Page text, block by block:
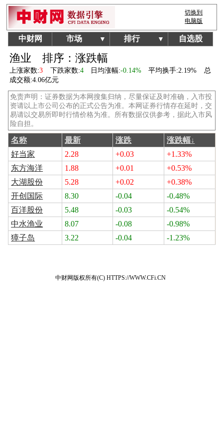
切换到
电脑版
中财网 市场 ▼ 排行 ▼ 自选股
渔业 排序：涨跌幅
上涨家数:3 下跌家数:4 日均涨幅:-0.14% 平均换手:2.19%
总
成交额:4.06亿元
免责声明：证券数据为本网搜集归纳，尽量保证及时准确，入市投
资请以上市公司公布的正式公告为准。本网证券行情存在延时，交
易请以交易所即时行情价格为准。所有数据仅供参考，据此入市风
险自担。
名称 最新 涨跌
涨跌幅↓
好当家
2.28 +0.03
+1.33%
东方海洋
1.88 +0.01
+0.53%
大湖股份
5.28 +0.02
+0.38%
开创国际
8.30 -0.04
-0.48%
百洋股份
5.48 -0.03
-0.54%
中水渔业
8.07 -0.08
-0.98%
獐子岛
3.22 -0.04 -1.23%
中财网版权所有(C) HTTPS://WWW.CFi.CN